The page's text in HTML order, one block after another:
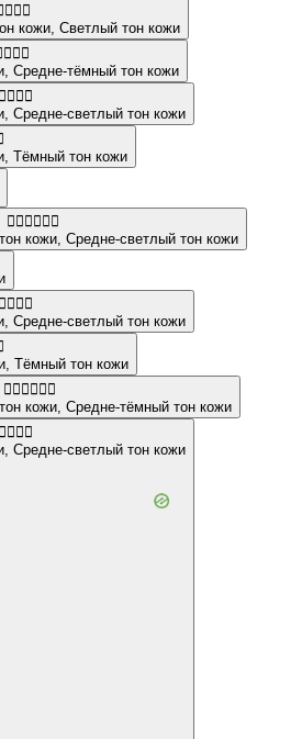
кожи Светлый тон кожи
Средне-тёмный тон кожи
Средне-светлый тон кожи
Тёмный тон кожи
👩🏼‍❤️‍💋‍👨🏼
кожи Средне-светлый тон кожи
Средне-светлый тон кожи
Тёмный тон кожи
🧑🏼‍❤️‍💋‍🧑🏾
кожи Средне-тёмный тон кожи
Средне-светлый тон кожи